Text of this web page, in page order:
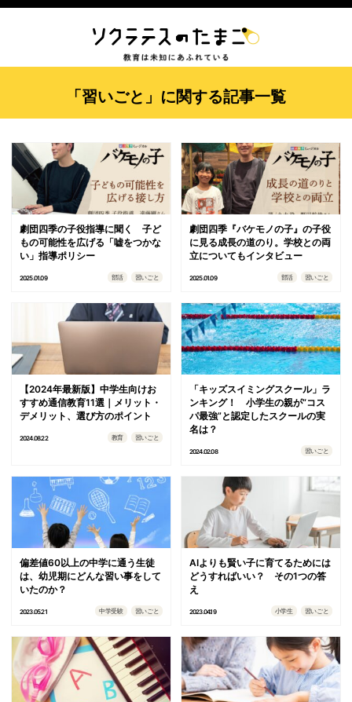
「習いごと」に関する記事一覧
劇団四季の子役指導に聞く 子ど
もの可能性を広げる「嘘をつかな
い」指導ポリシー
2025.01.09 部活 習いごと
劇団四季『バケモノの子』の子役
に見る成長の道のり。学校との両
立についてもインタビュー
2025.01.09 部活 習いごと
【2024年最新版】中学生向けお
すすめ通信教育11選｜メリット・
デメリット、選び方のポイント
2024.08.22 教育 習いごと
「キッズスイミングスクール」ラ
ンキング！ 小学生の親が“コス
パ最強”と認定したスクールの実
名は？
2024.02.08 習いごと
偏差値60以上の中学に通う生徒
は、幼児期にどんな習い事をして
いたのか？
2023.05.21 中学受験 習いごと
AIよりも賢い子に育てるためには
どうすればいい？ その1つの答
え
2023.04.19 小学生 習いごと